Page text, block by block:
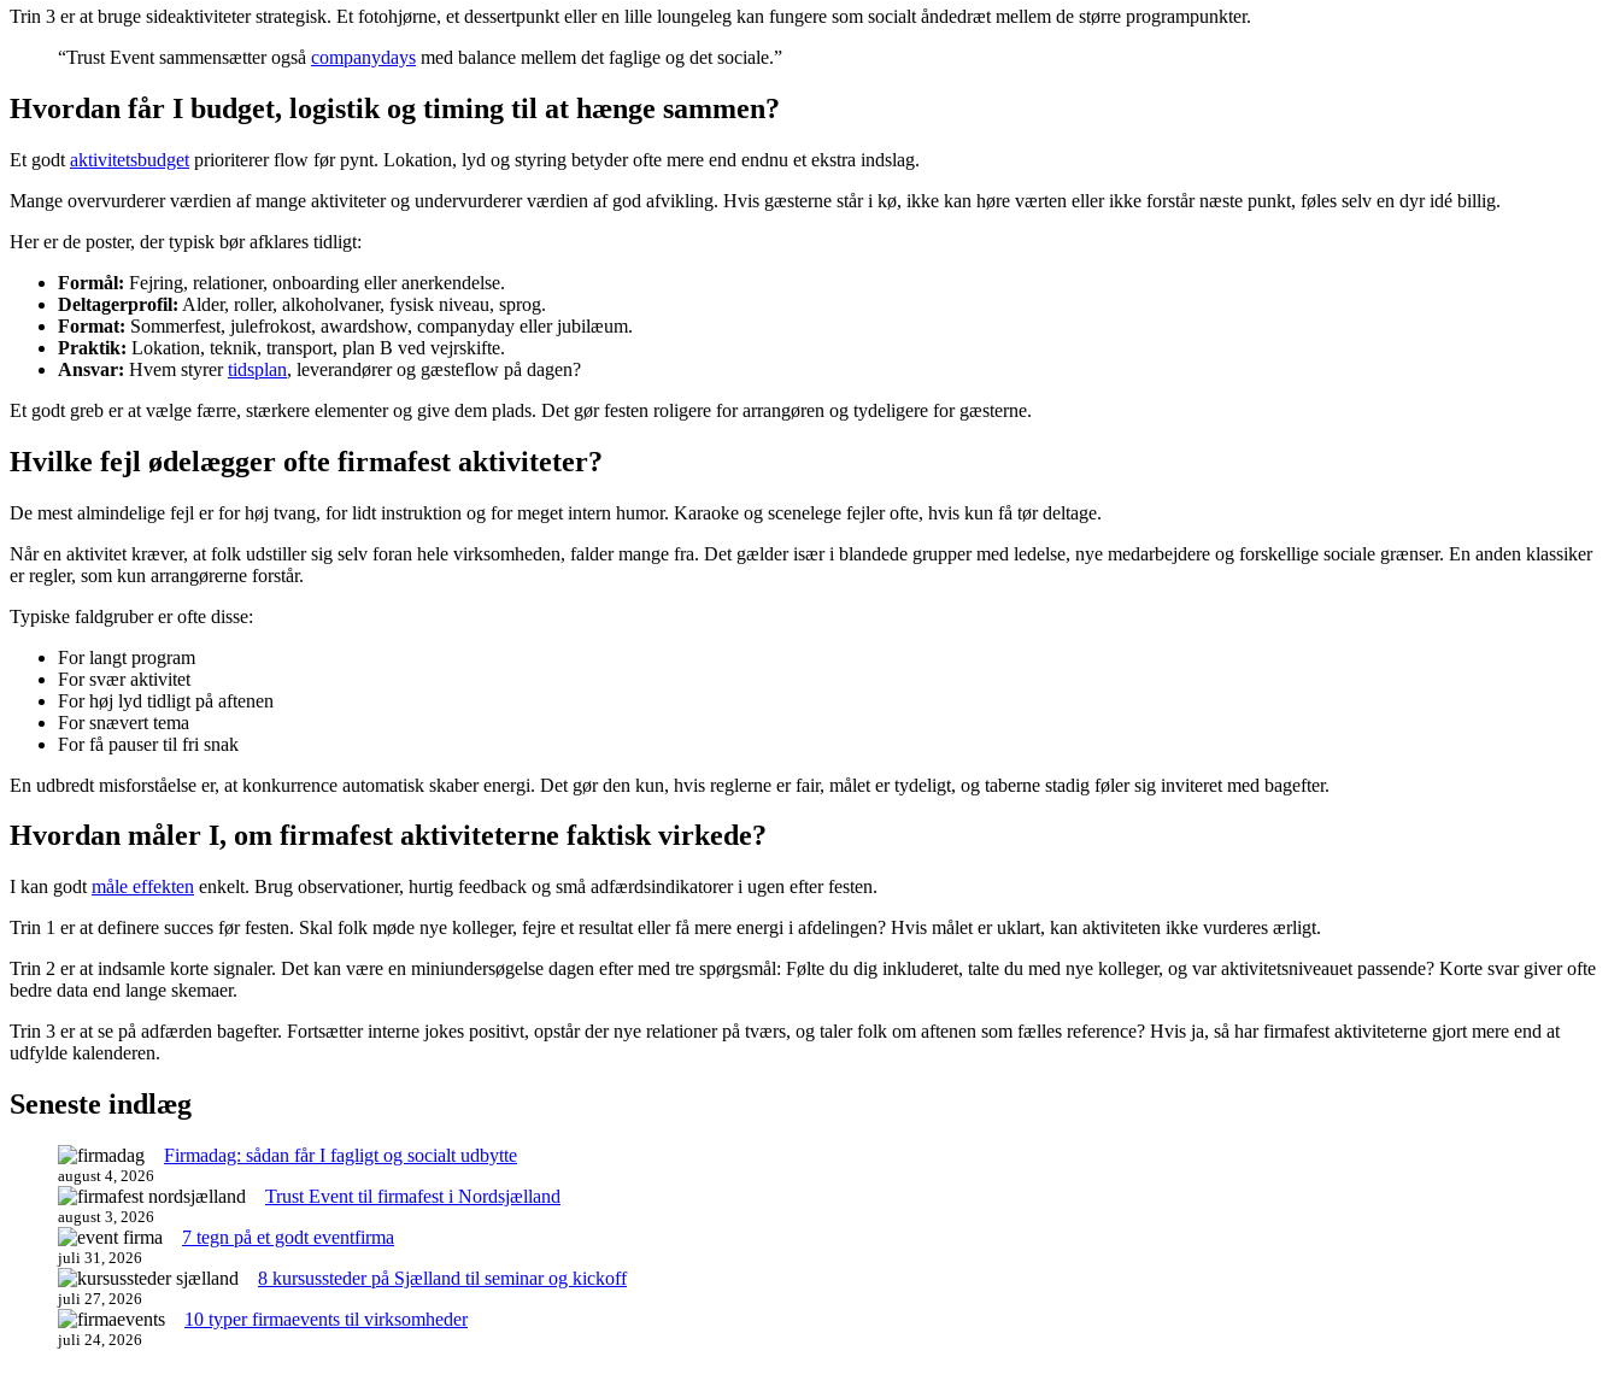
Trin 3 er at bruge sideaktiviteter strategisk. Et fotohjørne, et dessertpunkt eller en lille loungeleg kan fungere som socialt åndedræt mellem de større programpunkter.
“Trust Event sammensætter også companydays med balance mellem det faglige og det sociale.”
Hvordan får I budget, logistik og timing til at hænge sammen?
Et godt aktivitetsbudget prioriterer flow før pynt. Lokation, lyd og styring betyder ofte mere end endnu et ekstra indslag.
Mange overvurderer værdien af mange aktiviteter og undervurderer værdien af god afvikling. Hvis gæsterne står i kø, ikke kan høre værten eller ikke forstår næste punkt, føles selv en dyr idé billig.
Her er de poster, der typisk bør afklares tidligt:
Formål: Fejring, relationer, onboarding eller anerkendelse.
Deltagerprofil: Alder, roller, alkoholvaner, fysisk niveau, sprog.
Format: Sommerfest, julefrokost, awardshow, companyday eller jubilæum.
Praktik: Lokation, teknik, transport, plan B ved vejrskifte.
Ansvar: Hvem styrertidsplan, leverandører og gæsteflow på dagen?
Et godt greb er at vælge færre, stærkere elementer og give dem plads. Det gør festen roligere for arrangøren og tydeligere for gæsterne.
Hvilke fejl ødelægger ofte firmafest aktiviteter?
De mest almindelige fejl er for høj tvang, for lidt instruktion og for meget intern humor. Karaoke og scenelege fejler ofte, hvis kun få tør deltage.
Når en aktivitet kræver, at folk udstiller sig selv foran hele virksomheden, falder mange fra. Det gælder især i blandede grupper med ledelse, nye medarbejdere og forskellige sociale grænser. En anden klassiker
er regler, som kun arrangørerne forstår.
Typiske faldgruber er ofte disse:
For langt program
For svær aktivitet
For høj lyd tidligt på aftenen
For snævert tema
For få pauser til fri snak
En udbredt misforståelse er, at konkurrence automatisk skaber energi. Det gør den kun, hvis reglerne er fair, målet er tydeligt, og taberne stadig føler sig inviteret med bagefter.
Hvordan måler I, om firmafest aktiviteterne faktisk virkede?
I kan godt måle effekten enkelt. Brug observationer, hurtig feedback og små adfærdsindikatorer i ugen efter festen.
Trin 1 er at definere succes før festen. Skal folk møde nye kolleger, fejre et resultat eller få mere energi i afdelingen? Hvis målet er uklart, kan aktiviteten ikke vurderes ærligt.
Trin 2 er at indsamle korte signaler. Det kan være en miniundersøgelse dagen efter med tre spørgsmål: Følte du dig inkluderet, talte du med nye kolleger, og var aktivitetsniveauet passende? Korte svar giver ofte
bedre data end lange skemaer.
Trin 3 er at se på adfærden bagefter. Fortsætter interne jokes positivt, opstår der nye relationer på tværs, og taler folk om aftenen som fælles reference? Hvis ja, så har firmafest aktiviteterne gjort mere end at
udfylde kalenderen.
Seneste indlæg
Firmadag: sådan får I fagligt og socialt udbytte
august 4, 2026
Trust Event til firmafest i Nordsjælland
august 3, 2026
7 tegn på et godt eventfirma
juli 31, 2026
8 kursussteder på Sjælland til seminar og kickoff
juli 27, 2026
10 typer firmaevents til virksomheder
juli 24, 2026